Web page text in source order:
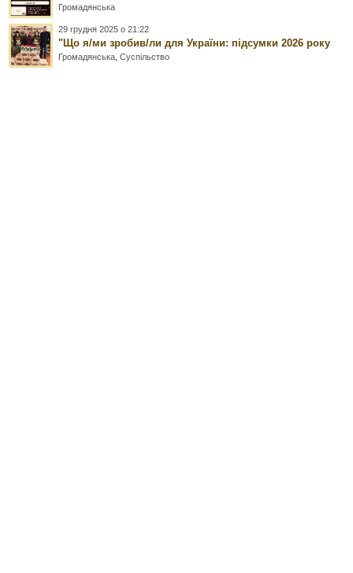
Громадянська
29 грудня 2025 о 21:22
"Що я/ми зробив/ли для України: підсумки 2026 року
Громадянська ,Суспільство